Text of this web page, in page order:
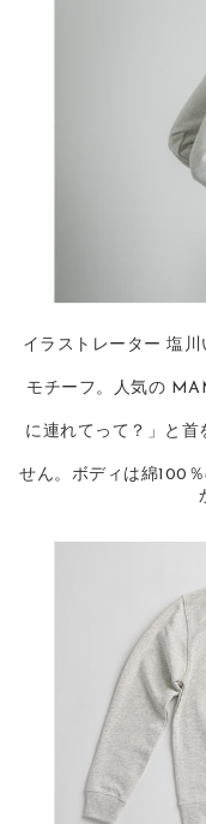
イラストレーター 塩
モチーフ。人気の
に連れてって？」と首
せん。ボディは綿100